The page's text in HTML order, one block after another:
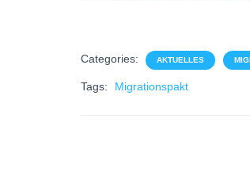
Categories: AKTUELLES
Tags: Migrationspakt